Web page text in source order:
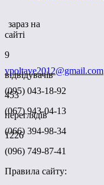
зараз на
сайті
9
відвідувачів
453
переглядів
1226
vpoltave2012@gmail.com
(095) 043-18-92
(067) 943-04-13
(066) 394-98-34
(096) 749-87-41
Правила сайту: